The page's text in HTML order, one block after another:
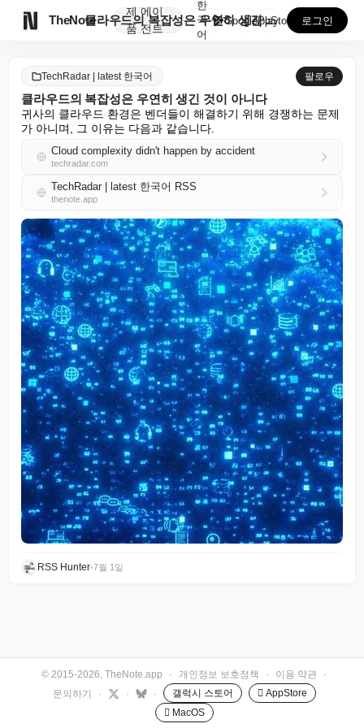
TheNote
제
품
에이
전트
클라우드의 복잡성은 우연히 생긴 것이 아니다
한
국
어
GooglePlay
AppStore 로그인
TechRadar | latest 한국어 팔로우
클라우드의 복잡성은 우연히 생긴 것이 아니다
귀사의 클라우드 환경은 벤더들이 해결하기 위해 경쟁하는 문제
가 아니며, 그 이유는 다음과 같습니다.
Cloud complexity didn't happen by accident
techradar.com
TechRadar | latest 한국어 RSS
thenote.app
RSS Hunter•7월 1일
© 2015-2026, TheNote.app · 개인정보 보호정책 · 이용 약관
·
문의하기
· · · 갤럭시 스토어
 AppStore
 MacOS